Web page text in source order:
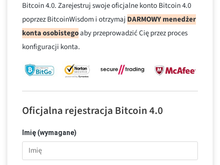
Bitcoin 4.0. Zarejestruj swoje oficjalne konto Bitcoin 4.0
poprzez BitcoinWisdom i otrzymaj DARMOWY menedżer
konta osobistegoaby przeprowadzić Cię przez proces
konfiguracji konta.
Oficjalna rejestracja Bitcoin 4.0
Imię (wymagane)